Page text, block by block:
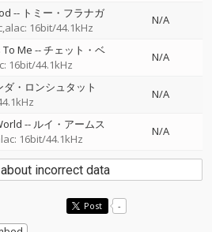
-- トミー・フラナガ
16bit/44.1kHz
N/A
Me --チェット・ベ
16bit/44.1kHz
N/A
ダ・ロンシュタット
N/A
-- ルイ・アームス
16bit/44.1kHz
N/A
incorrect data
Post -